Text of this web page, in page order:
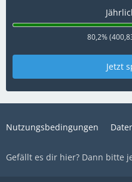
80,2%
Jetzt
Nutzungsbedingungen
Gefällt es dir hier? Dann bitte